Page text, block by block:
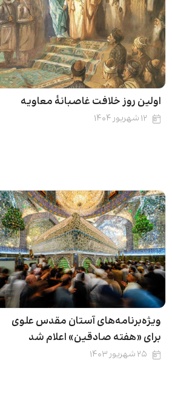
اولین روز خلافت غاصبانۀ معاویه
۱۲ شهریور ۱۴۰۴
ویژه‌برنامه‌‌های آستان مقدس علوی
برای «هفته‌ صادقین» اعلام شد
۲۵ شهریور ۱۴۰۳